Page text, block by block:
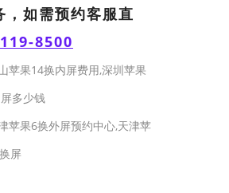
，如需预约客服直
8500
苹果14换内屏费用,深圳苹果
多少钱
苹果6换外屏预约中心,天津苹
屏